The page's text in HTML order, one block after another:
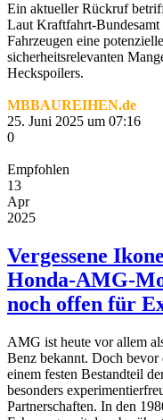
Ein aktueller Rückruf
Laut Kraftfahrt-
Fahrzeugen eine
sicherheitsrelevanten
Heckspoilers.
MBBAUREIHEN.de
25. Juni 2025 um 07:16
0
Empfohlen
13
Apr
2025
Vergessene
Honda-AMG-
noch offen für
AMG ist heute vor allem
Benz bekannt. Doch bevor
einem festen Bestandteil
besonders
Partnerschaften. In den